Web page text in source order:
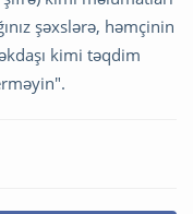
şəxslərə, həmçinin
kimi təqdim